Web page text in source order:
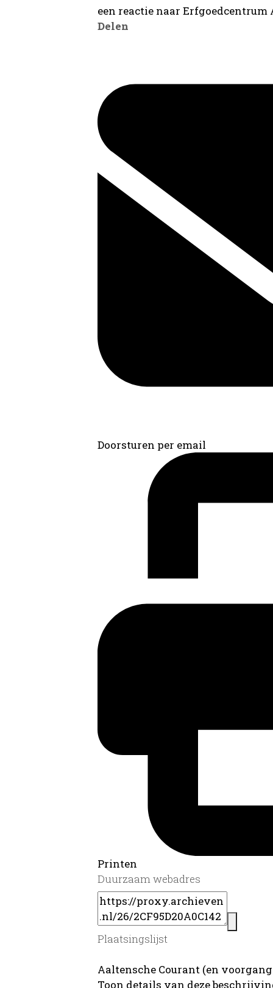
een reactie naar
Delen
Doorsturen per email
Printen
Duurzaam webadres
Plaatsingslijst
Aaltensche Courant (en
Toon details van deze